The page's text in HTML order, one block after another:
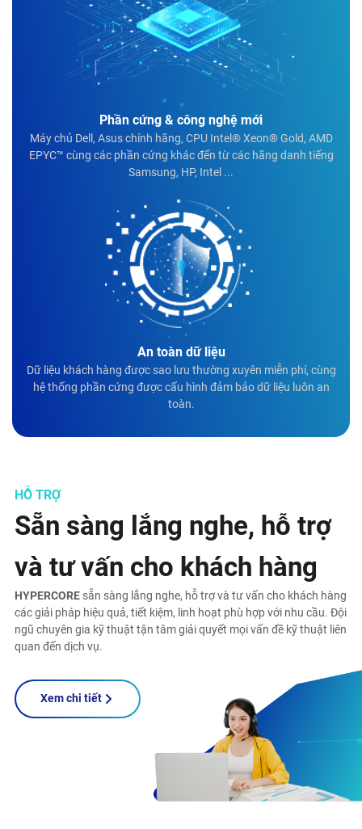
Phần cứng & công nghệ mới
Máy chủ Dell, Asus chính hãng, CPU Intel® Xeon® Gold, AMD
EPYC™ cùng các phần cứng khác đến từ các hãng danh tiếng
Samsung, HP, Intel ...
An toàn dữ liệu
Dữ liệu khách hàng được sao lưu thường xuyên miễn phí, cùng
hệ thống phần cứng được cấu hình đảm bảo dữ liệu luôn an
toàn.
HỖ TRỢ
Sẵn sàng lắng nghe, hỗ trợ
và tư vấn cho khách hàng
HYPERCORE sẵn sàng lắng nghe, hỗ trợ và tư vấn cho khách hàng
các giải pháp hiệu quả, tiết kiệm, linh hoạt phù hợp với nhu cầu. Đội
ngũ chuyên gia kỹ thuật tận tâm giải quyết mọi vấn đề kỹ thuật liên
quan đến dịch vụ.
Xem chi tiết